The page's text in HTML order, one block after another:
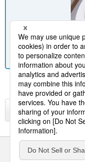
トイレ お客様サポー
サイトのご利用
個人情報保護方針